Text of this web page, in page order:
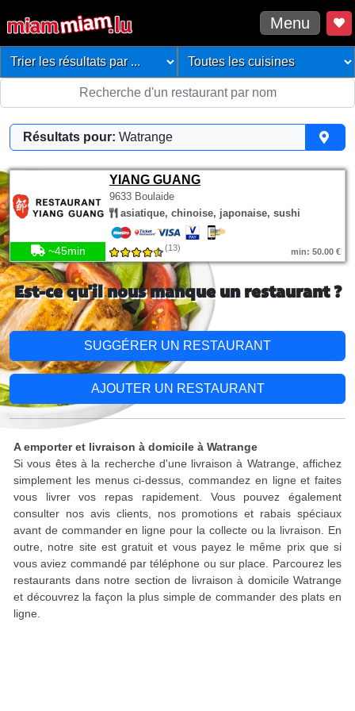
Menu
Résultats pour: Watrange
YIANG GUANG
9633 Boulaide
asiatique, chinoise, japonaise, sushi
~45min (13) min: 50.00 €
Est-ce qu'il nous manque un restaurant ?
SUGGÉRER UN RESTAURANT
AJOUTER UN RESTAURANT
A emporter et livraison à domicile à Watrange
Si vous êtes à la recherche d'une livraison à Watrange, affichez
simplement les menus ci-dessus, commandez en ligne et faites
vous livrer vos repas rapidement. Vous pouvez également
consulter nos avis clients, nos promotions et rabais spéciaux
avant de commander en ligne pour la collecte ou la livraison. En
outre, notre site est gratuit et vous payez le même prix que si
vous aviez commandé par téléphone ou sur place. Parcourez les
restaurants dans notre section de livraison à domicile Watrange
et découvrez la façon la plus simple de commander des plats en
ligne.